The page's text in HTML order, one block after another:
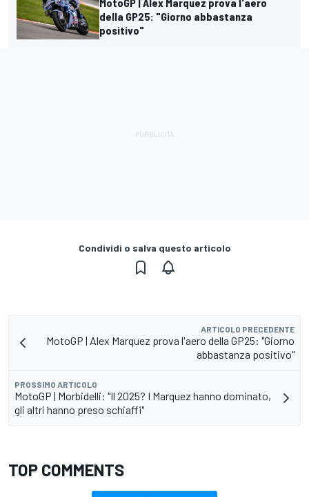
della GP25: "Giorno abbastanza
positivo"
Condividi o salva questo articolo
ARTICOLO PRECEDENTE
MotoGP | Alex Marquez prova l'aero della GP25: "Giorno
abbastanza positivo"
PROSSIMO ARTICOLO
MotoGP | Morbidelli: "Il 2025? I Marquez hanno dominato,
gli altri hanno preso schiaffi"
TOP COMMENTS